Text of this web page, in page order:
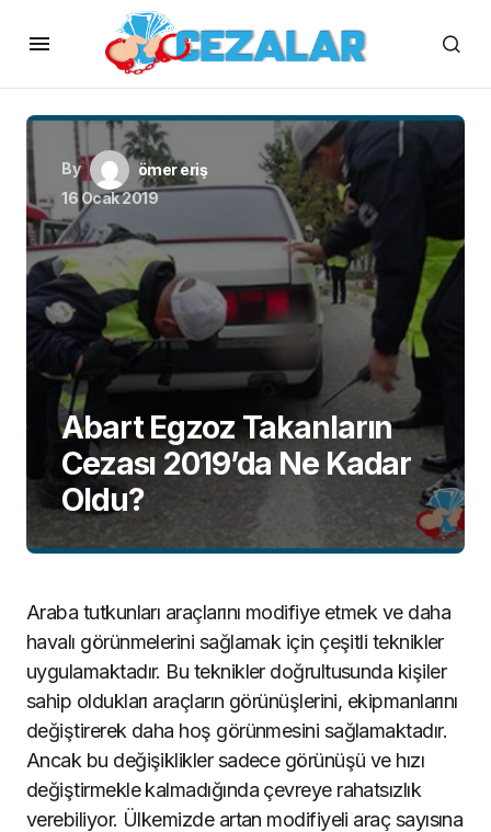
By
ömer eriş
16 Ocak 2019
Abart Egzoz Takanların
Cezası 2019’da Ne Kadar
Oldu?
Araba tutkunları araçlarını modifiye etmek ve daha
havalı görünmelerini sağlamak için çeşitli teknikler
uygulamaktadır. Bu teknikler doğrultusunda kişiler
sahip oldukları araçların görünüşlerini, ekipmanlarını
değiştirerek daha hoş görünmesini sağlamaktadır.
Ancak bu değişiklikler sadece görünüşü ve hızı
değiştirmekle kalmadığında çevreye rahatsızlık
verebiliyor. Ülkemizde artan modifiyeli araç sayısına